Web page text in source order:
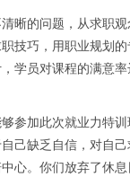
的问题，从求职
技巧，用职业规划
员对课程的满意
加此次就业力特
己缺乏自信，对自
心。你们放弃了休